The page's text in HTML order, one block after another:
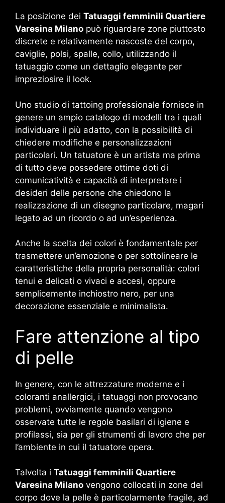
La posizione dei Tatuaggi femminili Quartiere
Varesina Milano può riguardare zone piuttosto
discrete e relativamente nascoste del corpo,
caviglie, polsi, spalle, collo, utilizzando il
tatuaggio come un dettaglio elegante per
impreziosire il look.
Uno studio di tattoing professionale fornisce in
genere un ampio catalogo di modelli tra i quali
individuare il più adatto, con la possibilità di
chiedere modifiche e personalizzazioni
particolari. Un tatuatore è un artista ma prima
di tutto deve possedere ottime doti di
comunicatività e capacità di interpretare i
desideri delle persone che chiedono la
realizzazione di un disegno particolare, magari
legato ad un ricordo o ad un’esperienza.
Anche la scelta dei colori è fondamentale per
trasmettere un’emozione o per sottolineare le
caratteristiche della propria personalità: colori
tenui e delicati o vivaci e accesi, oppure
semplicemente inchiostro nero, per una
decorazione essenziale e minimalista.
Fare attenzione al tipo
di pelle
In genere, con le attrezzature moderne e i
coloranti anallergici, i tatuaggi non provocano
problemi, ovviamente quando vengono
osservate tutte le regole basilari di igiene e
profilassi, sia per gli strumenti di lavoro che per
l’ambiente in cui il tatuatore opera.
Talvolta i Tatuaggi femminili Quartiere
Varesina Milano vengono collocati in zone del
corpo dove la pelle è particolarmente fragile, ad